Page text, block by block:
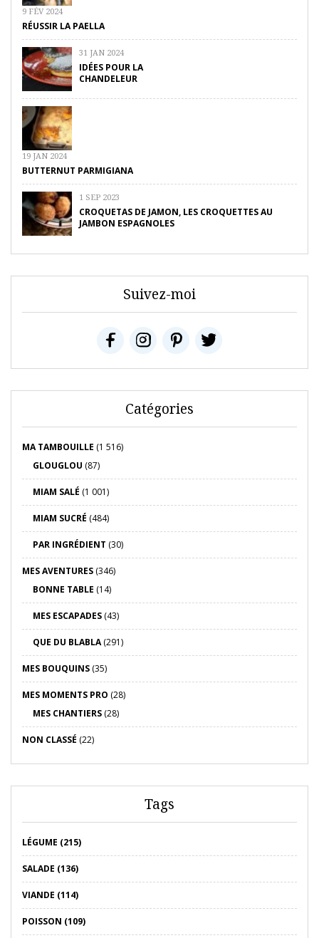
9 FÉV 2024
RÉUSSIR LA PAELLA
31 JAN 2024
IDÉES POUR LA
CHANDELEUR
19 JAN 2024
BUTTERNUT PARMIGIANA
1 SEP 2023
CROQUETAS DE JAMON, LES CROQUETTES AU
JAMBON ESPAGNOLES
Suivez-moi
Catégories
MA TAMBOUILLE (1 516)
GLOUGLOU (87)
MIAM SALÉ (1 001)
MIAM SUCRÉ (484)
PAR INGRÉDIENT (30)
MES AVENTURES (346)
BONNE TABLE (14)
MES ESCAPADES (43)
QUE DU BLABLA(291)
MES BOUQUINS (35)
MES MOMENTS PRO (28)
MES CHANTIERS (28)
NON CLASSÉ (22)
Tags
LÉGUME (215)
SALADE (136)
VIANDE (114)
POISSON (109)